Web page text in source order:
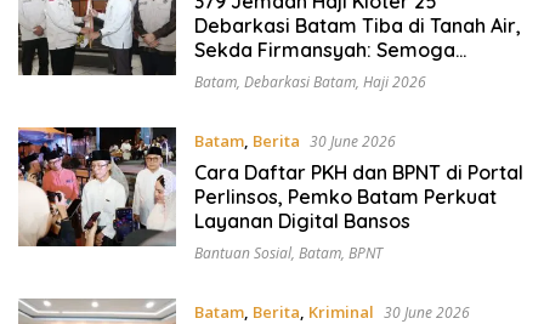
Debarkasi Batam Tiba di Tanah Air,
Sekda Firmansyah: Semoga
Menjadi Haji Mabrur
Batam, Debarkasi Batam, Haji 2026
Batam, Berita 30 June 2026
Cara Daftar PKH dan BPNT di Portal
Perlinsos, Pemko Batam Perkuat
Layanan Digital Bansos
Bantuan Sosial, Batam, BPNT
Batam, Berita, Kriminal 30 June 2026